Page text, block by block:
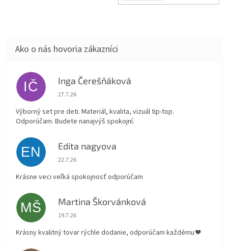
IČ Inga Čerešňáková
Hodnotenie obchodu je 5 z 5 hviezdičiek.
27.7.26
Výborný set pre deti. Materiál, kvalita, vizuál tip-top.
Odporúčam. Budete nanajvýš spokojní.
EN Edita nagyova
Hodnotenie obchodu je 5 z 5 hviezdičiek.
22.7.26
Krásne veci veľká spokojnosť odporúčam
MŠ Martina Škorvánková
Hodnotenie obchodu je 5 z 5 hviezdičiek.
19.7.26
Krásny kvalitný tovar rýchle dodanie, odporúčam každému ❤️